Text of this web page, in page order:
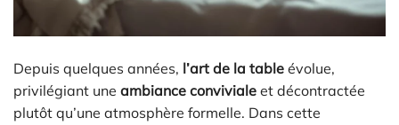
Depuis quelques années, l’art de la table évolue,
privilégiant une ambiance conviviale et décontractée
plutôt qu’une atmosphère formelle. Dans cette